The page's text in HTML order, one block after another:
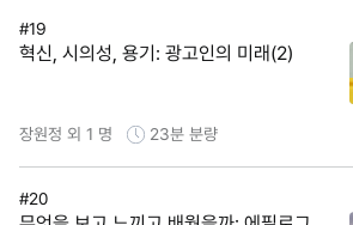
#19
혁신, 시의성, 용기: 광고인의 미래(2)
장원정 외 1 명 23분 분량
#20